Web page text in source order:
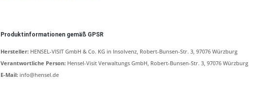
Produktinformationen gemäß GPSR
Hersteller: HENSEL-VISIT GmbH & Co. KG in Insolvenz, Robert-Bunsen-Str. 3, 97076 Würzburg
Verantwortliche Person: Hensel-Visit Verwaltungs GmbH, Robert-Bunsen-Str. 3, 97076 Würzburg
E-Mail: info@hensel.de